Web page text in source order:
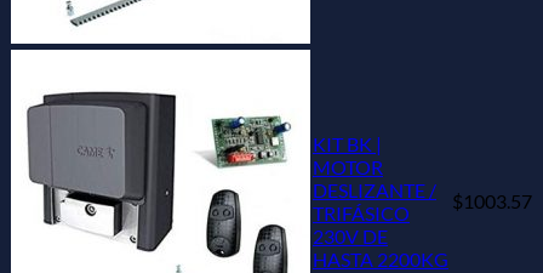
KIT BK |
MOTOR
DESLIZANTE /
TRIFÁSICO
230V DE
HASTA 2200KG
$1003.57